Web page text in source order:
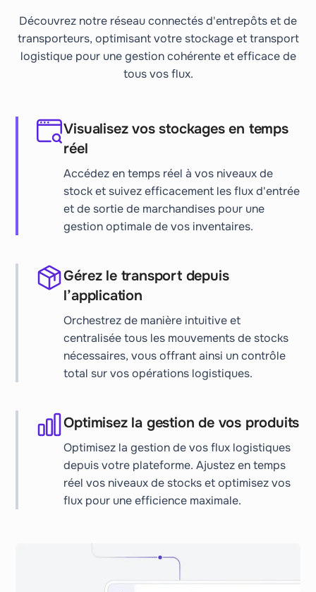
Découvrez notre réseau connectés d'entrepôts et de
transporteurs, optimisant votre stockage et transport
logistique pour une gestion cohérente et efficace de
tous vos flux.
Visualisez vos stockages en temps
réel
Accédez en temps réel à vos niveaux de
stock et suivez efficacement les flux d'entrée
et de sortie de marchandises pour une
gestion optimale de vos inventaires.
Gérez le transport depuis
l’application
Orchestrez de manière intuitive et
centralisée tous les mouvements de stocks
nécessaires, vous offrant ainsi un contrôle
total sur vos opérations logistiques.
Optimisez la gestion de vos produits
Optimisez la gestion de vos flux logistiques
depuis votre plateforme. Ajustez en temps
réel vos niveaux de stocks et optimisez vos
flux pour une efficience maximale.